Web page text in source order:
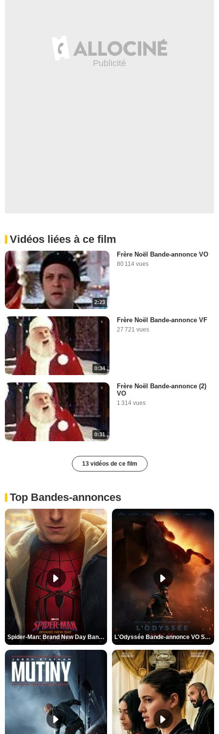
Vidéos liées à ce film
2:23
Frère Noël Bande-annonce VO
80 114 vues
0:34
Frère Noël Bande-annonce VF
27 721 vues
0:31
Frère Noël Bande-annonce (2)
VO
1 314 vues
13 vidéos de ce film
Top Bandes-annonces
Spider-Man: Brand New Day Bande-annonce VO STFR L'Odyssée Bande-annonce VO STFR